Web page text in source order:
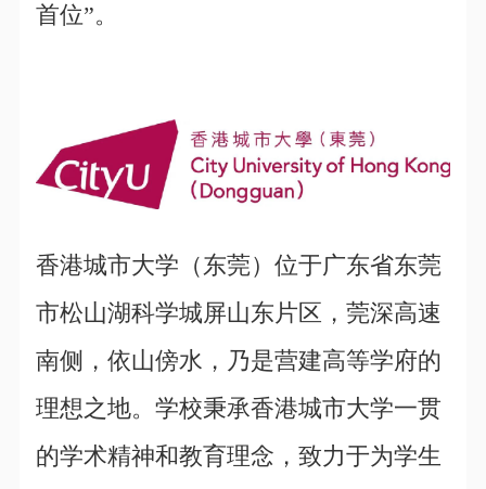
首位”。
香港城市大学（东莞）位于广东省东莞
市松山湖科学城屏山东片区，莞深高速
南侧，依山傍水，乃是营建高等学府的
理想之地。学校秉承香港城市大学一贯
的学术精神和教育理念，致力于为学生